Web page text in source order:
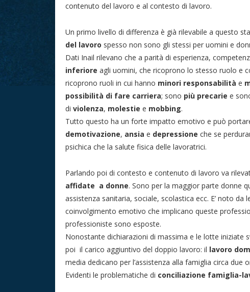
contenuto del lavoro e al contesto di lavoro.
Un primo livello di differenza è già rilevabile a questo
del lavoro spesso non sono gli stessi per uomini e
Dati Inail rilevano che a parità di esperienza,
inferiore agli uomini, che ricoprono lo stesso ruolo e
ricoprono ruoli in cui hanno minori responsabilità e
possibilità di fare carriera; sono più precarie e
di violenza, molestie e mobbing.
Tutto questo ha un forte impatto emotivo e può
demotivazione, ansia e depressione che se
psichica che la salute fisica delle lavoratrici.
Parlando poi di contesto e contenuto di lavoro va
affidate a donne. Sono per la maggior parte donne
assistenza sanitaria, sociale, scolastica ecc. E’ noto
coinvolgimento emotivo che implicano queste
professioniste sono esposte.
Nonostante dichiarazioni di massima e le lotte iniziate
poi il carico aggiuntivo del doppio lavoro: il lavoro
media dedicano per l’assistenza alla famiglia circa
Evidenti le problematiche di conciliazione famiglia-